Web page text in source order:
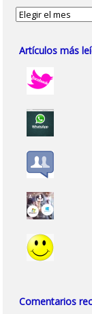
Archivos
Artículos más
Comentarios